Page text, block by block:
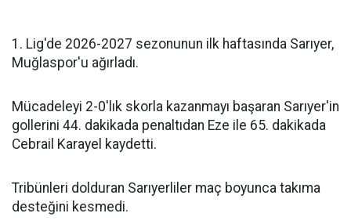
1. Lig'de 2026-2027 sezonunun ilk haftasında Sarıyer,
Muğlaspor'u ağırladı.
Mücadeleyi 2-0'lık skorla kazanmayı başaran Sarıyer'in
gollerini 44. dakikada penaltıdan Eze ile 65. dakikada
Cebrail Karayel kaydetti.
Tribünleri dolduran Sarıyerliler maç boyunca takıma
desteğini kesmedi.